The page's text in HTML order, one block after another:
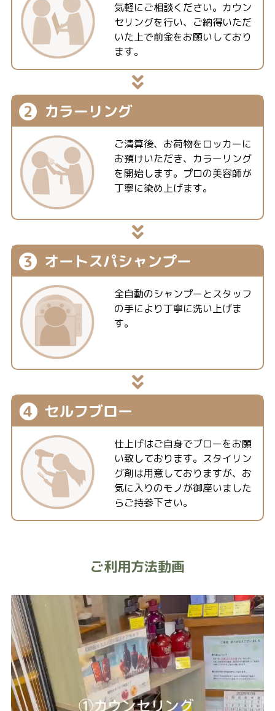
気軽にご相談ください。カウン
セリングを行い、ご納得いただ
いた上で前金をお願いしており
ます。
❷ カラーリング
ご清算後、お荷物をロッカーに
お預けいただき、カラーリング
を開始します。プロの美容師が
丁寧に染め上げます。
❸ オートスパシャンプー
全自動のシャンプーとスタッフ
の手により丁寧に洗い上げま
す。
❹ セルフブロー
仕上げはご自身でブローをお願
い致しております。スタイリン
グ剤は用意しておりますが、お
気に入りのモノが御座いました
らご持参下さい。
ご利用方法動画